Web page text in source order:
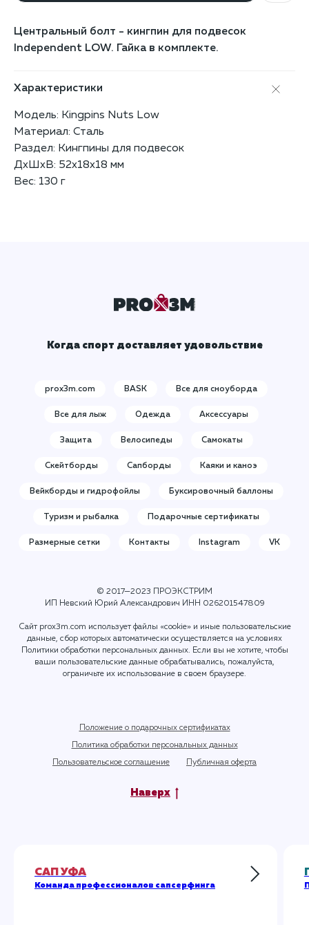
Центральный болт - кингпин для подвесок
Independent LOW. Гайка в комплекте.
Характеристики
Модель: Kingpins Nuts Low
Материал: Сталь
Раздел: Кингпины для подвесок
ДxШxВ: 52x18x18 мм
Вес: 130 г
Когда спорт доставляет удовольствие
prox3m.com BASK Все для сноуборда
Все для лыж Одежда Аксессуары
Защита Велосипеды Самокаты
Скейтборды Сапборды Каяки и каноэ
Вейкборды и гидрофойлы Буксировочный баллоны
Туризм и рыбалка Подарочные сертификаты
Размерные сетки Контакты Instagram VK
© 2017—2023 ПРОЭКСТРИМ
ИП Невский Юрий Александрович ИНН 026201547809
Сайт prox3m.com использует файлы «cookie» и иные пользовательские
данные, сбор которых автоматически осуществляется на условиях
Политики обработки персональных данных. Если вы не хотите, чтобы
ваши пользовательские данные обрабатывались, пожалуйста,
ограничьте их использование в своем браузере.
Положение о подарочных сертификатах
Политика обработки персональных данных
Пользовательское соглашение Публичная оферта
Наверх
САП УФА
Команда профессионалов сапсерфинга